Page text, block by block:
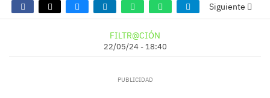
Siguiente
FILTR@CIÓN
22/05/24 - 18:40